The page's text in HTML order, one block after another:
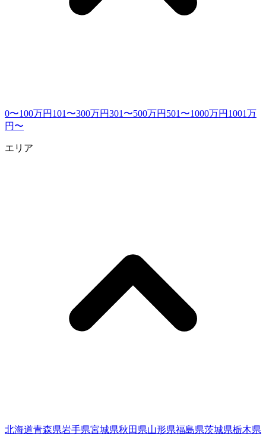
0〜100万円 101〜300万円301〜500万円 501〜1000万円 1001万
円〜
エリア
北海道青森県岩手県宮城県秋田県山形県福島県茨城県栃木県